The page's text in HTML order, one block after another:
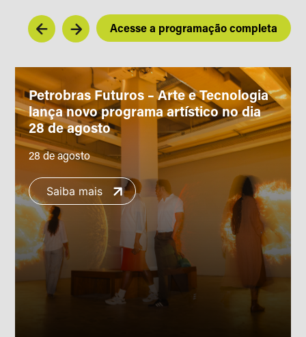
Acesse a programação completa
Petrobras Futuros – Arte e Tecnologia
lança novo programa artístico no dia
28 de agosto
28 de agosto
Saiba mais